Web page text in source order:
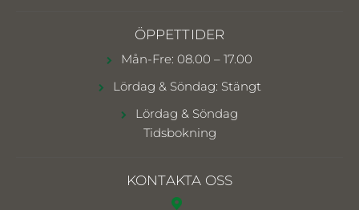
ÖPPETTIDER
Mån-Fre: 08.00 – 17.00
Lördag & Söndag: Stängt
Lördag & Söndag
Tidsbokning
KONTAKTA OSS